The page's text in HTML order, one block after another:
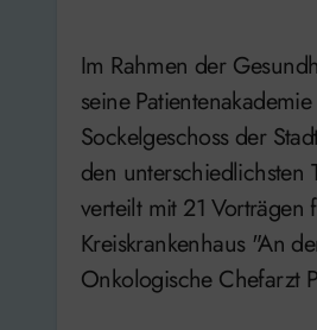
Im Rahmen der
seine
Sockelgeschoss der
den unterschiedlichsten
verteilt mit 21
Kreiskrankenhaus "An
Onkologische Chefarzt